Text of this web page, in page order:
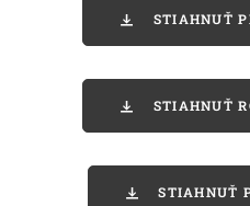
STIAHNUŤ
STIAHNUŤ
STIAHNUŤ